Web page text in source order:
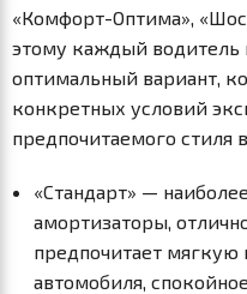
«Комфорт-Оптима»,
этому каждый водитель
оптимальный вариант,
конкретных условий
предпочитаемого стиля
«Стандарт» —
амортизаторы,
предпочитает мягкую
автомобиля,